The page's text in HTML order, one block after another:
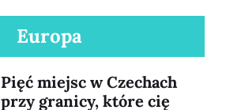
Europa
Pięć miejsc w Czechach
przy granicy, które cię